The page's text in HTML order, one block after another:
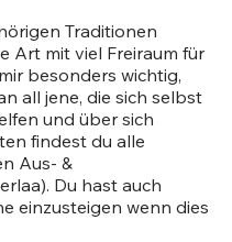
Traditionen
Art mit viel Freiraum für
besonders wichtig,
all jene, die sich selbst
und über sich
findest du alle
Aus- &
Du hast auch
einzusteigen wenn dies